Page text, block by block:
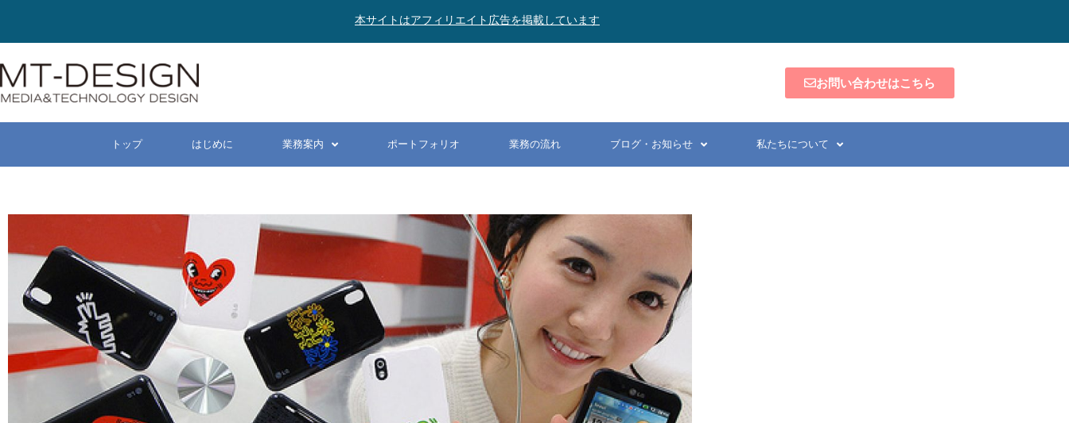
本サイトはアフィリエイト広告を掲載しています
お問い合わせはこちら
トップ はじめに 業務案内 ポートフォリオ 業務の流れ ブログ・お知らせ 私たちについて